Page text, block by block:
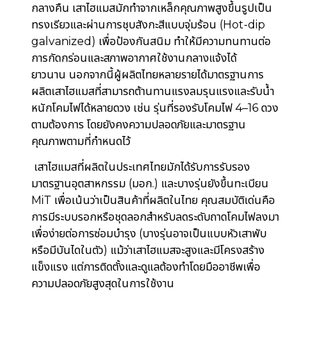
กลางคืน เสาไฮแมสมักทำจากเหล็กคุณภาพสูงขึ้นรูปเป็น
ทรงเรียวและผ่านการชุบสังกะสีแบบจุ่มร้อน (Hot-dip
galvanized) เพื่อป้องกันสนิม ทำให้มีความทนทานต่อ
การกัดกร่อนและสภาพอากาศใช้งานกลางแจ้งได้
ยาวนาน นอกจากนี้ผู้ผลิตไทยหลายรายได้มาตรฐานการ
ผลิตเสาไฮแมสที่สามารถต้านทานแรงลมรุนแรงและรับน้ำ
หนักโคมไฟได้หลายดวง เช่น รุ่นที่รองรับโคมไฟ 4–16 ดวง
ตามต้องการ โดยยังคงความปลอดภัยและมาตรฐาน
คุณภาพตามที่กำหนดไว้
เสาไฮแมสที่ผลิตในประเทศไทยมักได้รับการรับรอง
มาตรฐานอุตสาหกรรม (มอก.) และบางรุ่นยังขึ้นทะเบียน
MiT เพื่อเน้นว่าเป็นสินค้าที่ผลิตในไทย คุณสมบัติเด่นคือ
การมีระบบรอกหรือชุดลอกสำหรับลดระดับถาดโคมไฟลงมา
เพื่อง่ายต่อการซ่อมบำรุง (บางรุ่นอาจเป็นแบบหัวเสาพับ
หรือมีบันไดในตัว) แม้ว่าเสาไฮแมสจะสูงและมีโครงสร้าง
แข็งแรง แต่การติดตั้งและดูแลต้องทำโดยมืออาชีพเพื่อ
ความปลอดภัยสูงสุดในการใช้งาน